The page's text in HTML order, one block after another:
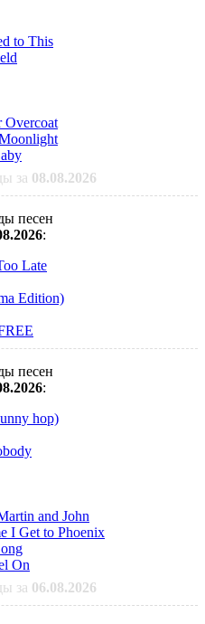
to This
Overcoat
за 08.08.2026
песен
:
Late
Edition)
песен
:
hop)
and John
I Get to Phoenix
On
за 06.08.2026